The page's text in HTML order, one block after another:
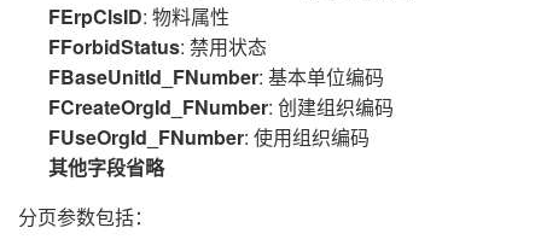
FErpClsID: 物料属性
FForbidStatus: 禁用状态
FBaseUnitId_FNumber: 基本单位编码
FCreateOrgId_FNumber: 创建组织编码
FUseOrgId_FNumber: 使用组织编码
其他字段省略
分页参数包括：